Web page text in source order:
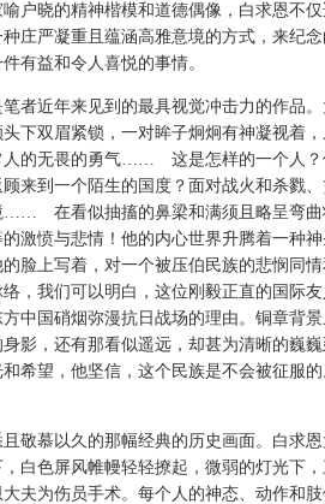
户晓的精神楷模和道德偶像，白求恩不
庄严凝重且蕴涵高雅意境的方式，来纪
有益和令人喜悦的事情。
者近年来见到的最具视觉冲击力的作品
下双眉紧锁，一对眸子炯炯有神凝视着
人的无畏的勇气…… 这是怎样的一个人？
来到一个陌生的国度？面对战火和杀戮
…… 在看似抽搐的鼻梁和满须且略呈弯曲
的激愤与悲情！他的内心世界升腾着一种
脸上写着，对一个被压伯民族的悲悯同
，我们可以明白，这位刚毅正直的国际
中国硝烟弥漫抗日战场的理由。铜章背
影，还有那看似遥远，却甚为清晰的巍
希望，他坚信，这个民族是不会被征服
敬慕以久的那幅经典的历史画面。白求
白色屏风帷幔轻轻撩起，微弱的灯光下
夫为伤员手术。每个人的神态、动作和